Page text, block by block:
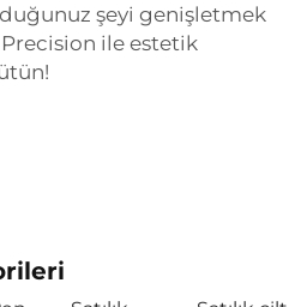
şeyi genişletmek
ile estetik